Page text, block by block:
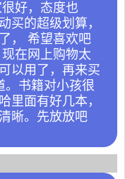
好，态度也
买的超级划算，
， 希望喜欢吧
在网上购物太
以用了，再来买
。书籍对小孩很
里面有好几本，
晰。先放放吧